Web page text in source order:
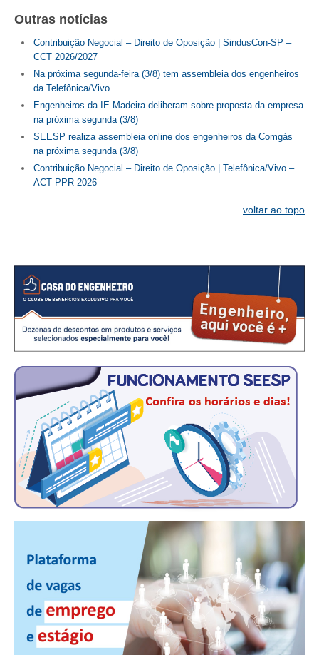
EMPREGO E ESTÁGIO
CARREIRA
AUTÔNOMOS E SERVIÇOS
NEWSLETTER
GUIA DAS ENGENHARIAS
ENGENHEIRO EMPREENDEDOR
SEESP EDUCAÇÃO
BENEFÍCIOS
APOSENTADORIA
CONVÊNIOS
PLANO DE SAÚDE
SEESPPREV
CONSÓRCIOS
COMUNICAÇÃO
PALAVRA DO MURILO
NOTÍCIAS
CONTEÚDO ESPECIAL
Outras notícias
Contribuição Negocial – Direito de Oposição | SindusCon-SP –
CCT 2026/2027
Na próxima segunda-feira (3/8) tem assembleia dos engenheiros
da Telefônica/Vivo
Engenheiros da IE Madeira deliberam sobre proposta da empresa
na próxima segunda (3/8)
SEESP realiza assembleia online dos engenheiros da Comgás
na próxima segunda (3/8)
Contribuição Negocial – Direito de Oposição | Telefônica/Vivo –
ACT PPR 2026
voltar ao topo